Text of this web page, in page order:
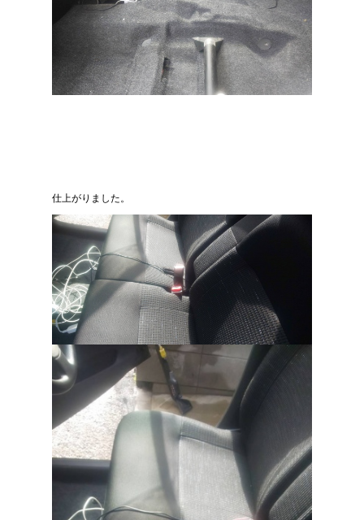
仕上がりました。